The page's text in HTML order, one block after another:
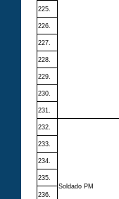
225.
226.
227.
228.
229.
230.
231.
232.
Soldado PM
233.
234.
235.
236.